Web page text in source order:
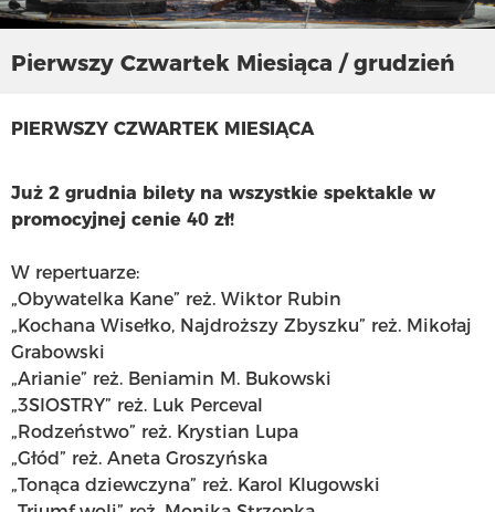
Pierwszy Czwartek Miesiąca / grudzień
PIERWSZY CZWARTEK MIESIĄCA
Już 2 grudnia bilety na wszystkie spektakle w
promocyjnej cenie 40 zł!
W repertuarze:
„Obywatelka Kane” reż. Wiktor Rubin
„Kochana Wisełko, Najdroższy Zbyszku” reż. Mikołaj
Grabowski
„Arianie” reż. Beniamin M. Bukowski
„3SIOSTRY” reż. Luk Perceval
„Rodzeństwo” reż. Krystian Lupa
„Głód” reż. Aneta Groszyńska
„Tonąca dziewczyna” reż. Karol Klugowski